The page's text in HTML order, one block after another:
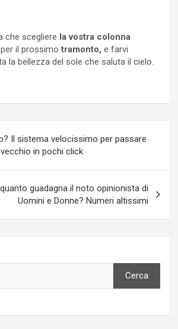
che scegliere la vostra colonna
per il prossimotramonto, e farvi
la bellezza del sole che saluta il cielo.
Il sistema velocissimo per passare
in pochi click
guadagna il noto opinionista di
Uomini e Donne? Numeri altissimi
Cerca